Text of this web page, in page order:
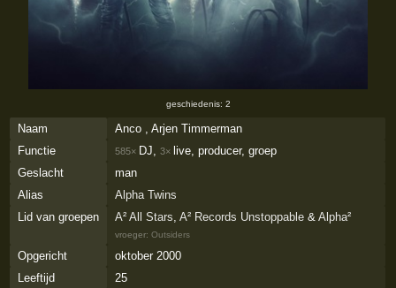
geschiedenis: 2
Naam
Anco , Arjen Timmerman
Functie
585× DJ, 3× live, producer, groep
Geslacht
man
Alias
Alpha Twins
Lid van groepen
A² All Stars A² Records Unstoppable& Alpha²
vroeger: Outsiders
Opgericht
oktober 2000
Leeftijd
25